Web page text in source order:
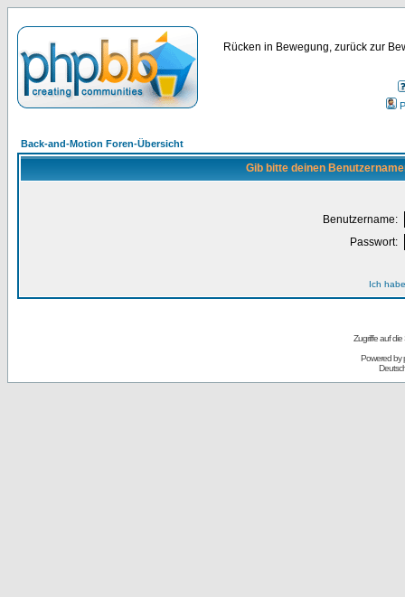
Rücken in Bewegung, zurück zur
Back-and-Motion Foren-Übersicht
Gib bitte deinen
Benutzername:
Passwort:
Ich
Zugriffe auf
Powered by